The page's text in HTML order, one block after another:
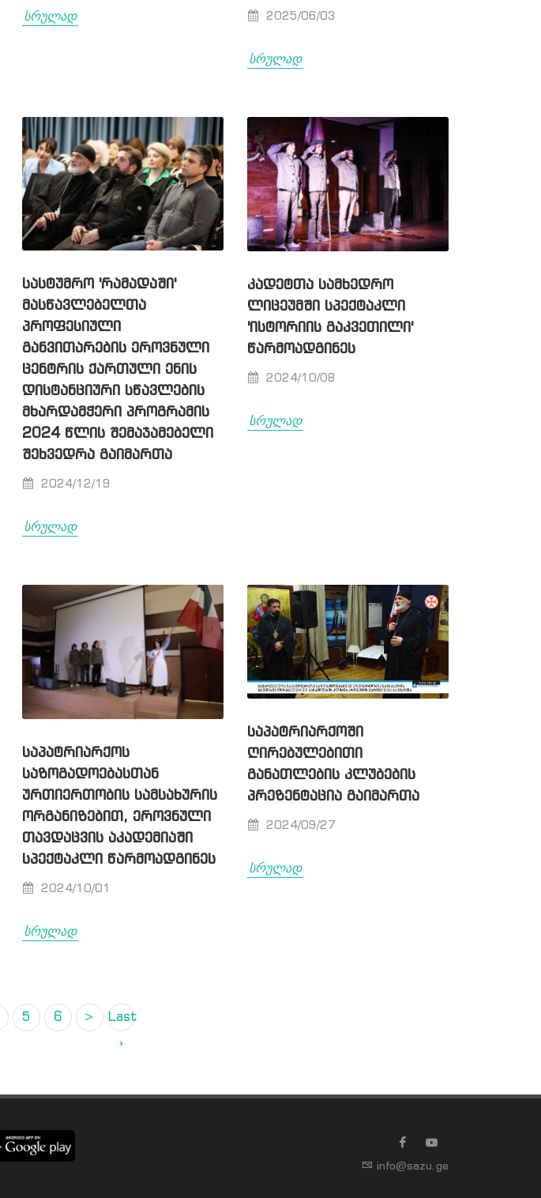
სრულად 2025/06/03
სრულად
ᲡᲐᲡᲢᲣᲛᲠᲝ 'ᲠᲐᲛᲐᲓᲐᲨᲘ'
ᲛᲐᲡᲬᲐᲕᲚᲔᲑᲔᲚᲗᲐ
ᲞᲠᲝᲤᲔᲡᲘᲣᲚᲘ
ᲒᲐᲜᲕᲘᲗᲐᲠᲔᲑᲘᲡ ᲔᲠᲝᲕᲜᲣᲚᲘ
ᲪᲔᲜᲢᲠᲘᲡ ᲥᲐᲠᲗᲣᲚᲘ ᲔᲜᲘᲡ
ᲓᲘᲡᲢᲐᲜᲪᲘᲣᲠᲘ ᲡᲬᲐᲕᲚᲔᲑᲘᲡ
ᲛᲮᲐᲠᲓᲐᲛᲭᲔᲠᲘ ᲞᲠᲝᲒᲠᲐᲛᲘᲡ
2024 ᲬᲚᲘᲡ ᲨᲔᲛᲐᲯᲐᲛᲔᲑᲔᲚᲘ
ᲨᲔᲮᲕᲔᲓᲠᲐ ᲒᲐᲘᲛᲐᲠᲗᲐ
2024/12/19
სრულად
ᲙᲐᲓᲔᲢᲗᲐ ᲡᲐᲛᲮᲔᲓᲠᲝ
ᲚᲘᲪᲔᲣᲛᲨᲘ ᲡᲞᲔᲥᲢᲐᲙᲚᲘ
'ᲘᲡᲢᲝᲠᲘᲘᲡ ᲒᲐᲙᲕᲔᲗᲘᲚᲘ'
ᲬᲐᲠᲛᲝᲐᲓᲒᲘᲜᲔᲡ
2024/10/08
სრულად
ᲡᲐᲞᲐᲢᲠᲘᲐᲠᲥᲝᲡ
ᲡᲐᲖᲝᲒᲐᲓᲝᲔᲑᲐᲡᲗᲐᲜ
ᲣᲠᲗᲘᲔᲠᲗᲝᲑᲘᲡ ᲡᲐᲛᲡᲐᲮᲣᲠᲘᲡ
ᲝᲠᲒᲐᲜᲘᲖᲔᲑᲘᲗ, ᲔᲠᲝᲕᲜᲣᲚᲘ
ᲗᲐᲕᲓᲐᲪᲕᲘᲡ ᲐᲙᲐᲓᲔᲛᲘᲐᲨᲘ
ᲡᲞᲔᲥᲢᲐᲙᲚᲘ ᲬᲐᲠᲛᲝᲐᲓᲒᲘᲜᲔᲡ
2024/10/01
სრულად
ᲡᲐᲞᲐᲢᲠᲘᲐᲠᲥᲝᲨᲘ
ᲦᲘᲠᲔᲑᲣᲚᲔᲑᲘᲗᲘ
ᲒᲐᲜᲐᲗᲚᲔᲑᲘᲡ ᲙᲚᲣᲑᲔᲑᲘᲡ
ᲞᲠᲔᲖᲔᲜᲢᲐᲪᲘᲐ ᲒᲐᲘᲛᲐᲠᲗᲐ
2024/09/27
სრულად
5 6 >
Last
›
info@sazu.ge